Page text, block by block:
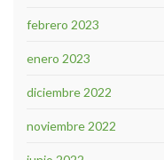
febrero 2023
enero 2023
diciembre 2022
noviembre 2022